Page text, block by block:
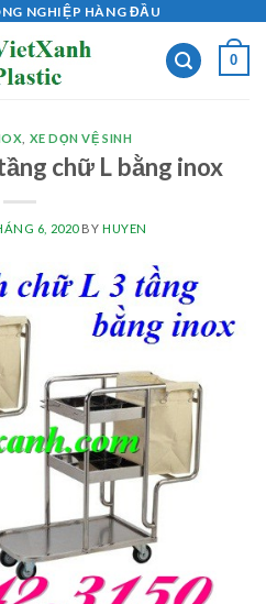
NGHIỆP HÀNG ĐẦU
0
XE DỌN VỆ SINH
chữ L bằng inox
6, 2020BY HUYEN